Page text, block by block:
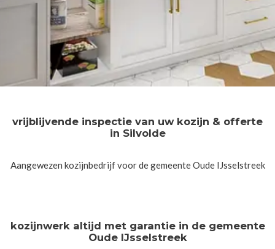
vrijblijvende inspectie van uw kozijn & offerte
in Silvolde
Aangewezen kozijnbedrijf voor de gemeente Oude IJsselstreek
kozijnwerk altijd met garantie in de gemeente
Oude IJsselstreek